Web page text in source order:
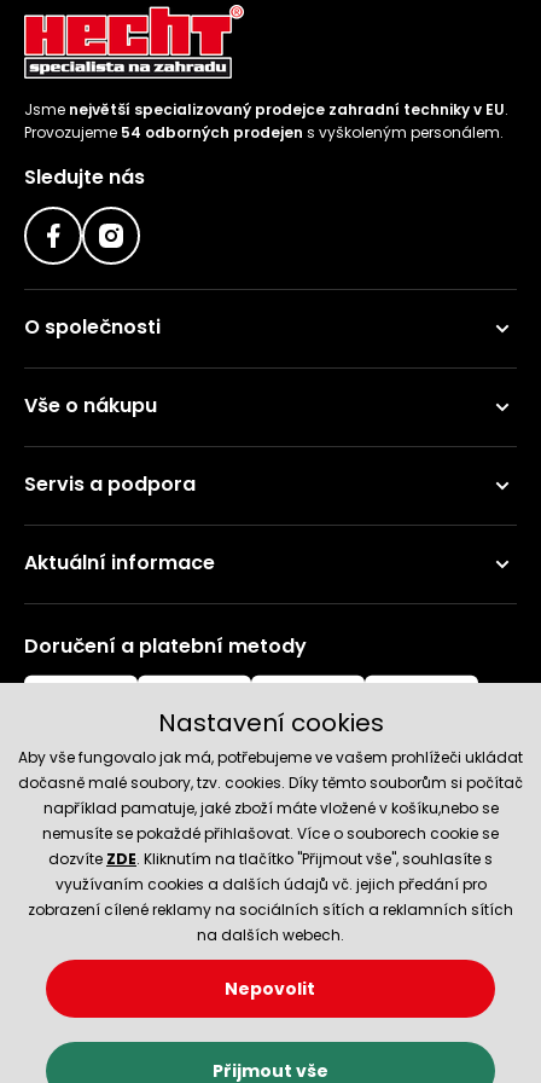
Jsme největší specializovaný prodejce zahradní techniky v EU.
Provozujeme 54 odborných prodejen s vyškoleným personálem.
Sledujte nás
O společnosti
Vše o nákupu
Servis a podpora
Aktuální informace
Doručení a platební metody
Spolehlivý obchod
© 2026 Hecht.cz
Nastavení cookies
Obchodní podmínky
Nastavení cookies
Aby vše fungovalo jak má, potřebujeme ve vašem prohlížeči ukládat
dočasně malé soubory, tzv. cookies. Díky těmto souborům si počítač
například pamatuje, jaké zboží máte vložené v košíku,nebo se
nemusíte se pokaždé přihlašovat. Více o souborech cookie se
dozvíte ZDE. Kliknutím na tlačítko "Přijmout vše", souhlasíte s
využívaním cookies a dalších údajů vč. jejich předání pro
zobrazení cílené reklamy na sociálních sítích a reklamních sítích
na dalších webech.
Nepovolit
Přijmout vše